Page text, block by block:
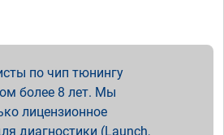
по чип тюнингу
более 8 лет. Мы
лицензионное
диагностики (Launch,